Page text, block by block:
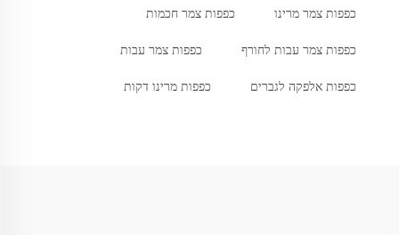
כפפות צמר מרינו כפפות צמר חכמות
כפפות צמר עבות לחורף כפפות צמר עבות
כפפות אלפקה לגברים כפפות מרינו דקות